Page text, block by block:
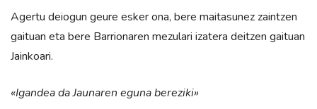
Agertu deiogun geure esker ona, bere maitasunez zaintzen
gaituan eta bere Barrionaren mezulari izatera deitzen gaituan
Jainkoari.
«Igandea da Jaunaren eguna bereziki»